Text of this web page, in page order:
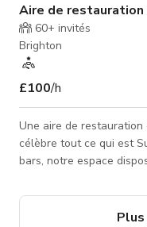
Aire de restauration
60+ invités
Brighton
£100/h
Une aire de
célèbre tout ce qui est
bars, notre espace
et d'une grande terrasse extérieure.
d'espaces disponibles